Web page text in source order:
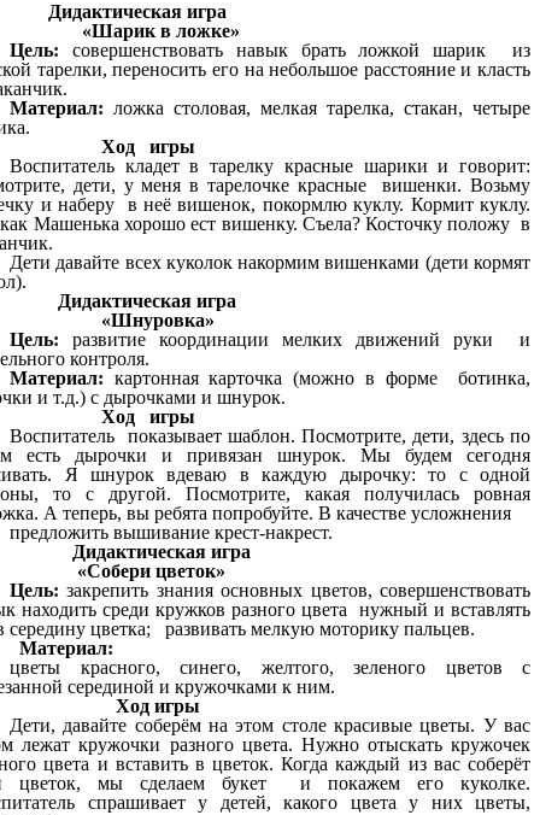
Дидактическая игра
«Шарик в ложке»
Цель: совершенствовать навык брать ложкой шарик из
тарелки, переносить его на небольшое расстояние и класть
Материал: ложка столовая, мелкая тарелка, стакан, четыре
Ход игры
Воспитатель кладет в тарелку красные шарики и говорит:
дети, у меня в тарелочке красные вишенки. Возьму
и наберу в неё вишенок, покормлю куклу. Кормит куклу.
Машенька хорошо ест вишенку. Съела? Косточку положу в
Дети давайте всех куколок накормим вишенками (дети кормят
Дидактическая игра
«Шнуровка»
Цель: развитие координации мелких движений руки и
контроля.
Материал: картонная карточка (можно в форме ботинка,
и т.д.) с дырочками и шнурок.
Ход игры
Воспитатель показывает шаблон. Посмотрите, дети, здесь по
есть дырочки и привязан шнурок. Мы будем сегодня
Я шнурок вдеваю в каждую дырочку: то с одной
то с другой. Посмотрите, какая получилась ровная
А теперь, вы ребята попробуйте. В качестве усложнения
предложить вышивание крест-накрест.
Дидактическая игра
«Собери цветок»
Цель: закрепить знания основных цветов, совершенствовать
находить среди кружков разного цвета нужный и вставлять
середину цветка; развивать мелкую моторику пальцев.
Материал:
цветы красного, синего, желтого, зеленого цветов с
серединой и кружочками к ним.
Ход игры
Дети, давайте соберём на этом столе красивые цветы. У вас
лежат кружочки разного цвета. Нужно отыскать кружочек
цвета и вставить в цветок. Когда каждый из вас соберёт
цветок, мы сделаем букет и покажем его куколке.
спрашивает у детей, какого цвета у них цветы,